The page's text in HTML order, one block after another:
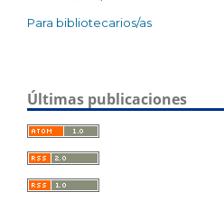
Para bibliotecarios/as
Últimas publicaciones